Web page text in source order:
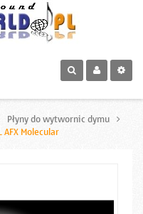
Płyny do wytwornic dymu
Molecular